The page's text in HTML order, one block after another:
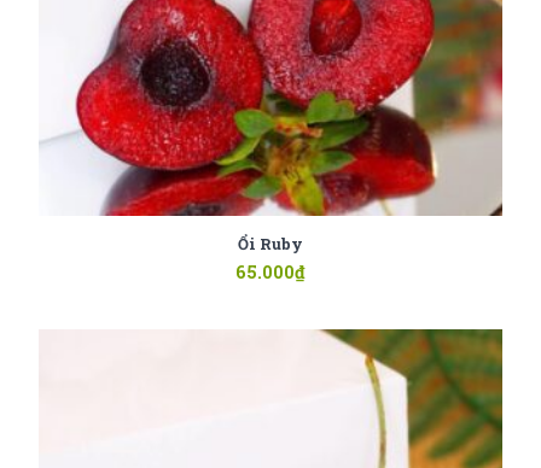
Ổi Ruby
65.000₫